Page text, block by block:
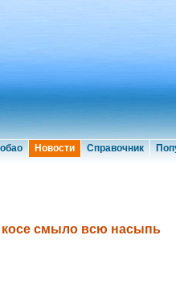
Новости Справочник
косе смыло всю насыпь